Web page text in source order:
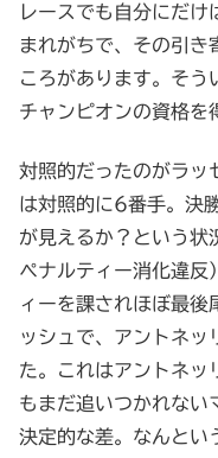
レースでも自分にだ
まれがちで、その引き
ころがあります。そう
チャンピオンの資格を
対照的だったのがラッ
は対照的に6番手。決
が見えるか？という
ペナルティー消化違反
ィーを課されほぼ最後
ッシュで、アントネ
た。これはアントネッ
もまだ追いつかれない
決定的な差。なんとい